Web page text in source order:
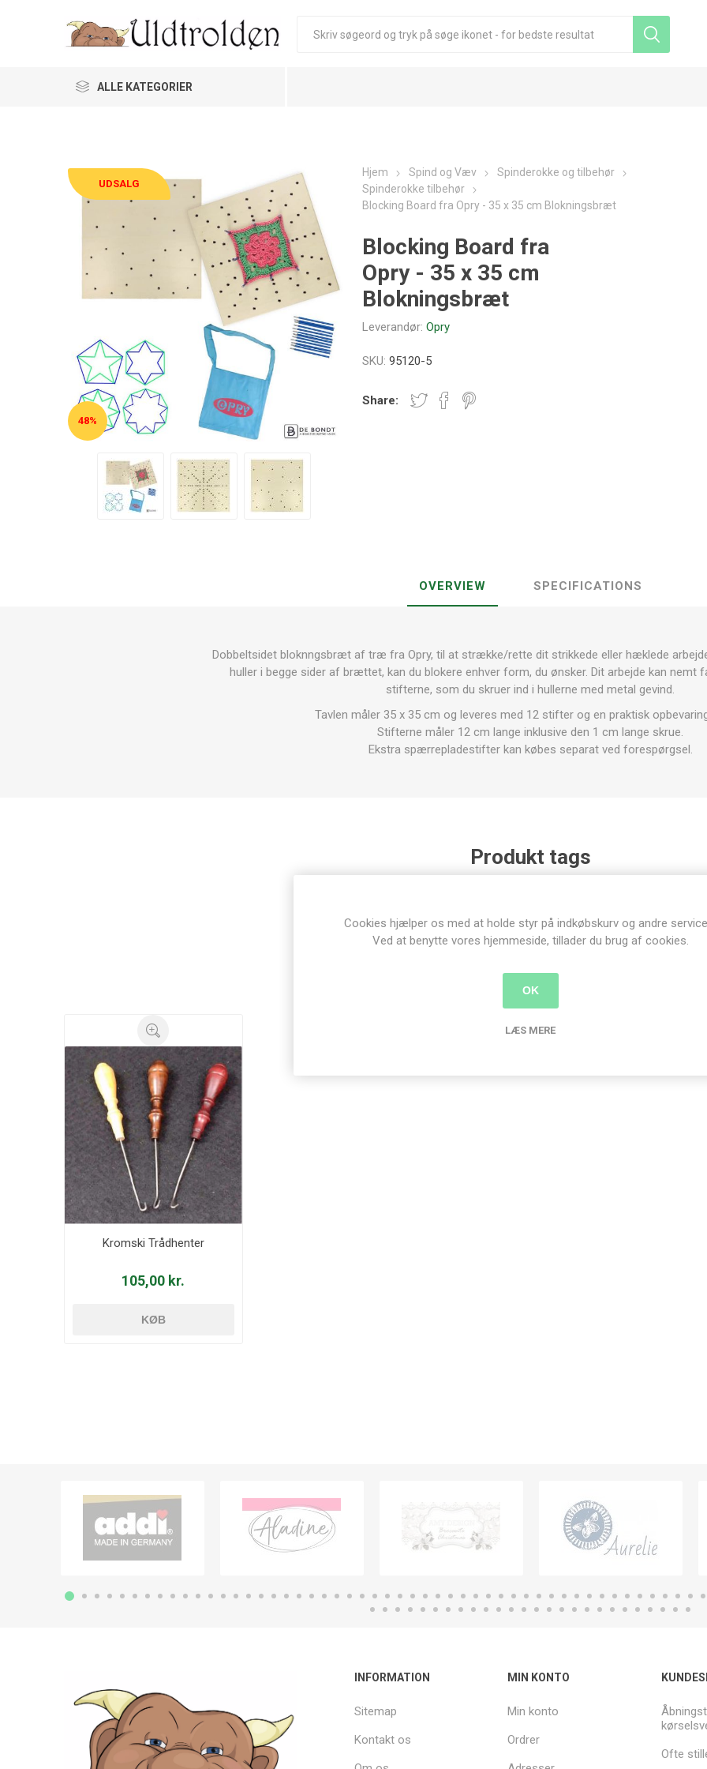
ALLE KATEGORIER
UDSALG
48%
Hjem Spind og Væv
Spinderokke og tilbehør
Spinderokke tilbehør
Blocking Board fra Opry - 35 x 35 cm Blokningsbræt
Blocking Board fra
Opry - 35 x 35 cm
Blokningsbræt
Leverandør: Opry
SKU: 95120-5
Share:
OVERVIEW SPECIFICATIONS
Dobbeltsidet bloknngsbræt af træ fra Opry, til at strække/rette dit strikkede eller hæklede
huller i begge sider af brættet, kan du blokere enhver form, du ønsker. Dit arbejde kan nemt
stifterne, som du skruer ind i hullerne med metal gevind.
Tavlen måler 35 x 35 cm og leveres med 12 stifter og en praktisk
Stifterne måler 12 cm lange inklusive den 1 cm lange skrue.
Ekstra spærrepladestifter kan købes separat ved forespørgsel.
Produkt tags
Kunder der har købt denne vare købte
Kromski Trådhenter
105,00 kr.
KØB
INFORMATION
Sitemap
Kontakt os
MIN KONTO
Min konto
Ordrer
Ofte
Cookies hjælper os med at holde styr på indkøbskurv og andre
Ved at benytte vores hjemmeside, tillader du brug af cookies.
OK
LÆS MERE